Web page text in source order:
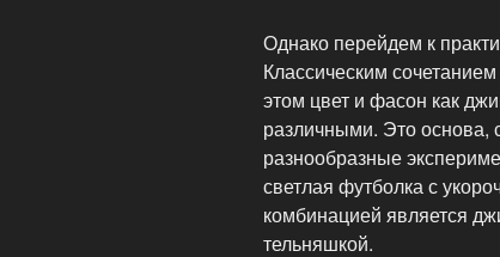
Однако перейдем к
Классическим
этом цвет и фасон как
различными. Это основа,
разнообразные
светлая футболка с
комбинацией является
тельняшкой.